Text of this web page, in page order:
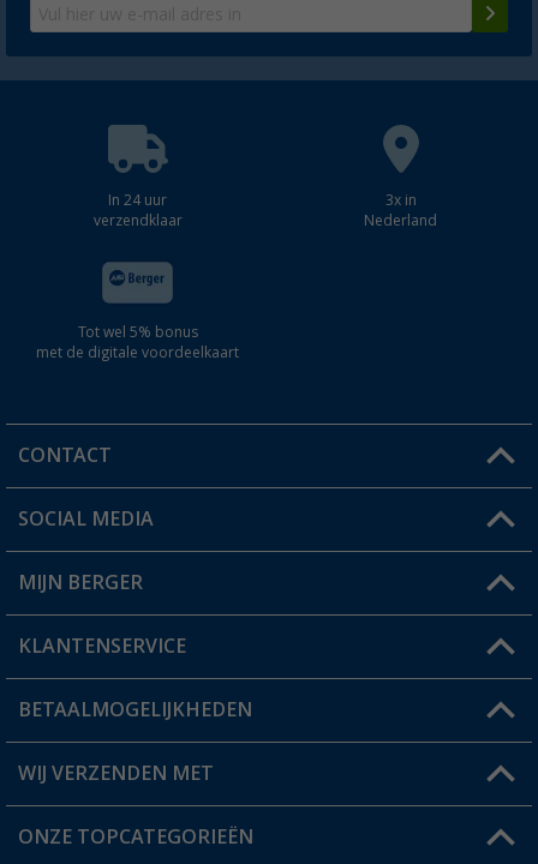
In 24 uur
verzendklaar
3x in
Nederland
Tot wel 5% bonus
met de digitale voordeelkaart
CONTACT
Een vraag?
Winkel vinden
SOCIAL MEDIA
MIJN BERGER
Mijn account
Status bestelling
Verlanglijstje
KLANTENSERVICE
FAQ & Contact
Verzendinformatie
BETAALMOGELIJKHEDEN
WIJ VERZENDEN MET
ONZE TOPCATEGORIEËN